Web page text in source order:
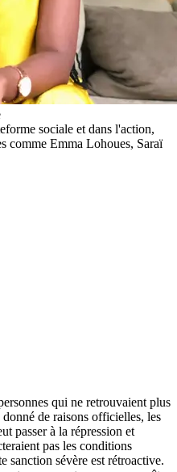
sociale et dans l'action,
comme Emma Lohoues, Saraï
qui ne retrouvaient plus
de raisons officielles, les
passer à la répression et
pas les conditions
sanction sévère est rétroactive.